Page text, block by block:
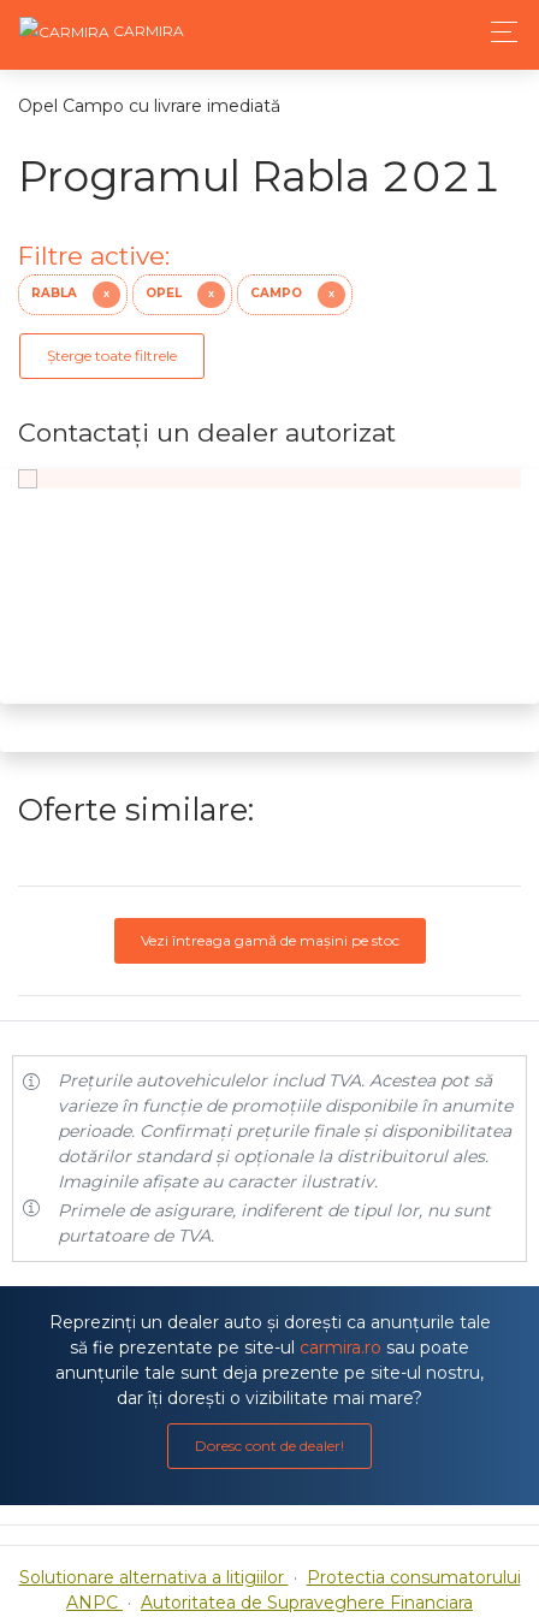
CARMIRA
Opel Campo cu livrare imediată
Programul Rabla 2021
Filtre active:
RABLA X OPEL X CAMPO X
Șterge toate filtrele
Contactaţi un dealer autorizat
Oferte similare:
Vezi întreaga gamă de mașini pe stoc
Prețurile autovehiculelor includ TVA. Acestea pot să
varieze în funcție de promoțiile disponibile în anumite
perioade. Confirmați prețurile finale și disponibilitatea
dotărilor standard și opționale la distribuitorul ales.
Imaginile afișate au caracter ilustrativ.
Primele de asigurare, indiferent de tipul lor, nu sunt
purtatoare de TVA.
Reprezinți un dealer auto și dorești ca anunțurile tale
să fie prezentate pe site-ul carmira.ro sau poate
anunțurile tale sunt deja prezente pe site-ul nostru,
dar îți dorești o vizibilitate mai mare?
Doresc cont de dealer!
Solutionare alternativa a litigiilor · Protectia consumatorului
ANPC · Autoritatea de Supraveghere Financiara